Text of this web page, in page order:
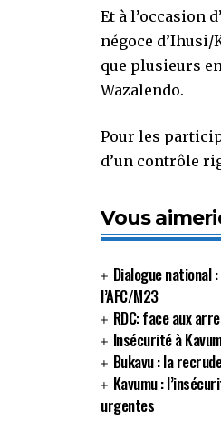
Et à l’occasion
négoce
que plusieurs
Wazalendo.
Pour les
d’un contrôle
Vous
Dialogue national
l’AFC/M23
RDC: face aux
Insécurité à
Bukavu : la
Kavumu :
urgentes